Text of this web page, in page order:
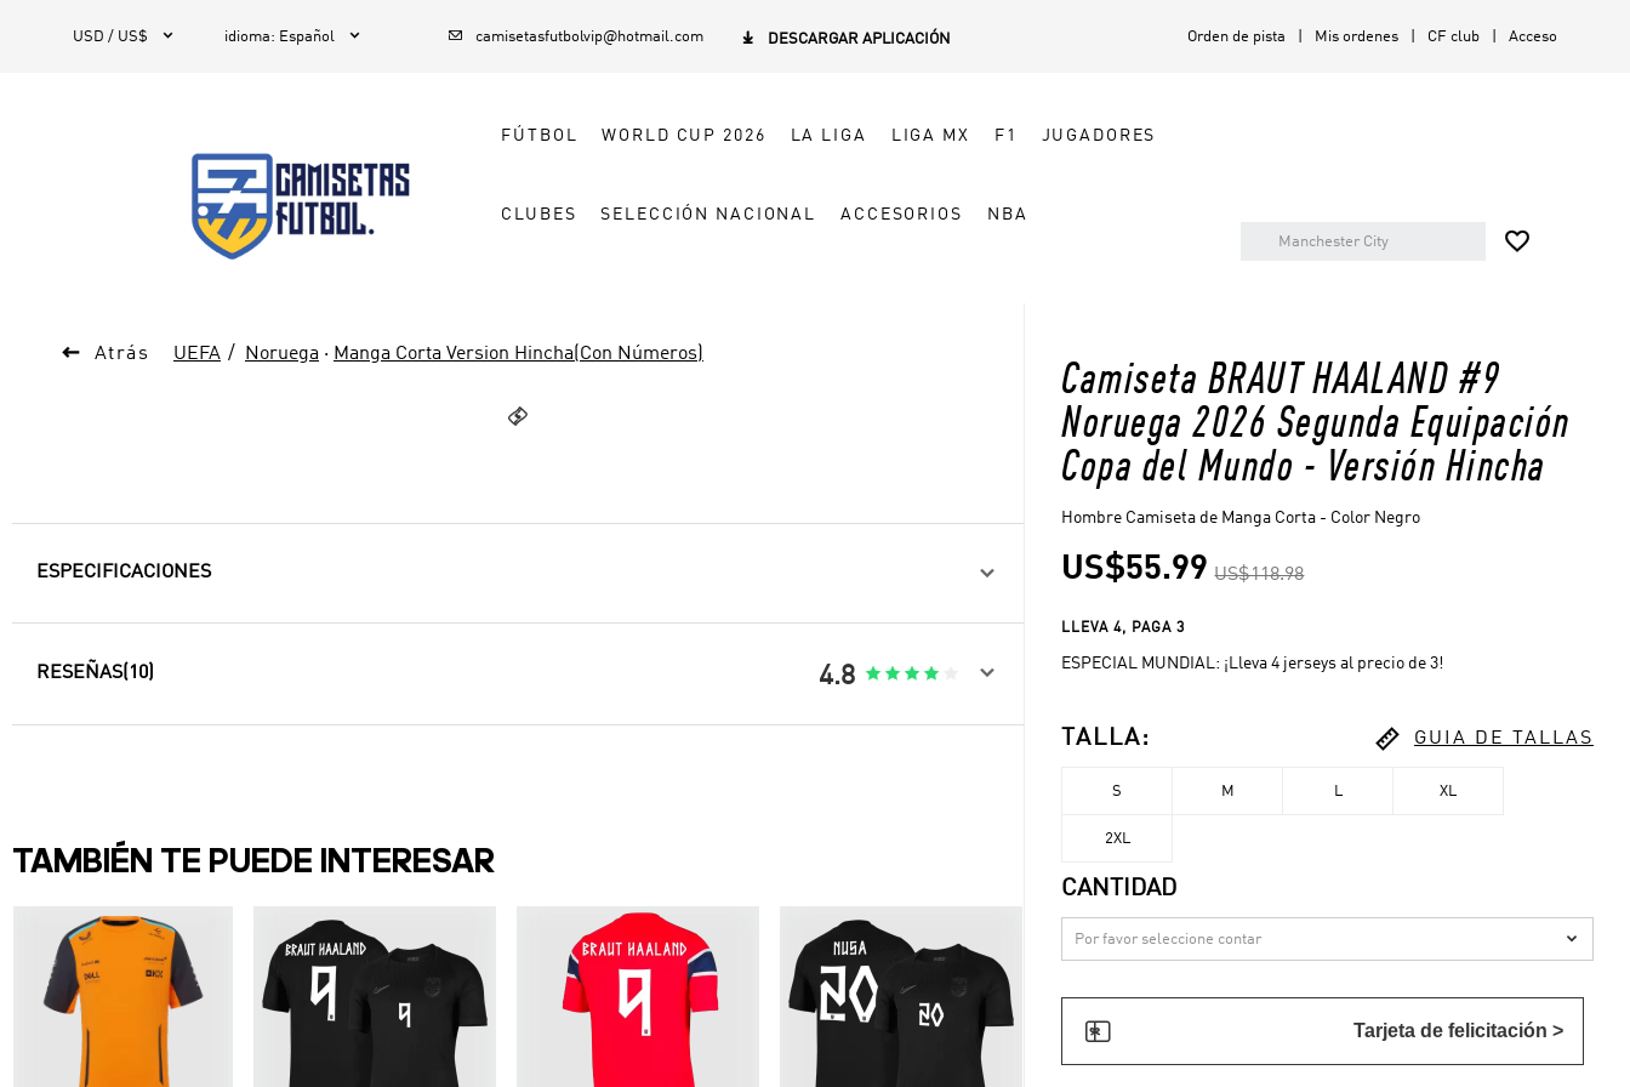
USD / US$  idioma: Español   camisetasfutbolvip@hotmail.com  DESCARGAR APLICACIÓN Orden de pista Mis ordenes CF club Acceso
FÚTBOL WORLD CUP 2026 LA LIGA LIGA MX F1 JUGADORES
CLUBES SELECCIÓN NACIONAL ACCESORIOS NBA

 Atrás UEFA Noruega · Manga Corta Version Hincha(Con Números)

Camiseta BRAUT HAALAND #9
Noruega 2026 Segunda Equipación
Copa del Mundo - Versión Hincha
Hombre Camiseta de Manga Corta - Color Negro
US$55.99 US$118.98
LLEVA 4, PAGA 3
ESPECIAL MUNDIAL: ¡Lleva 4 jerseys al precio de 3!
TALLA:  GUIA DE TALLAS
S M XL
2XL
CANTIDAD

 Tarjeta de felicitación >
ESPECIFICACIONES 
RESEÑAS(10) 4.8     
TAMBIÉN TE PUEDE INTERESAR